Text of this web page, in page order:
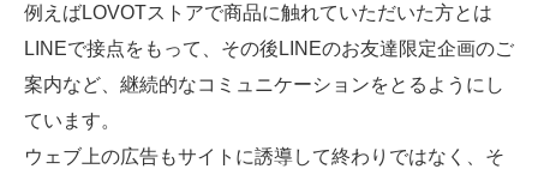
例えばLOVOTストアで商品に触れていただいた方とは
LINEで接点をもって、その後LINEのお友達限定企画のご
案内など、継続的なコミュニケーションをとるようにし
ています。
ウェブ上の広告もサイトに誘導して終わりではなく、そ